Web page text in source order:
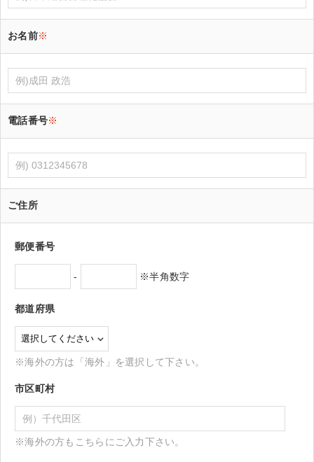
お名前※
電話番号※
ご住所
郵便番号
- ※半角数字
都道府県
※海外の方は「海外」を選択して下さい。
市区町村
※海外の方もこちらにご入力下さい。